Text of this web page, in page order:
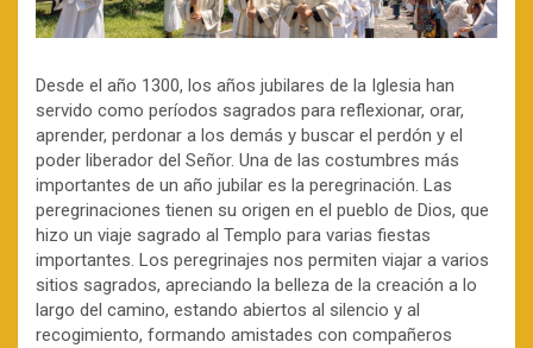
Desde el año 1300, los años jubilares de la Iglesia han
servido como períodos sagrados para reflexionar, orar,
aprender, perdonar a los demás y buscar el perdón y el
poder liberador del Señor. Una de las costumbres más
importantes de un año jubilar es la peregrinación. Las
peregrinaciones tienen su origen en el pueblo de Dios, que
hizo un viaje sagrado al Templo para varias fiestas
importantes. Los peregrinajes nos permiten viajar a varios
sitios sagrados, apreciando la belleza de la creación a lo
largo del camino, estando abiertos al silencio y al
recogimiento, formando amistades con compañeros